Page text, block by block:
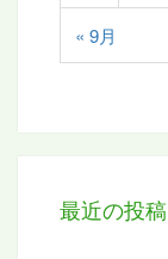
« 9月
最近の投稿